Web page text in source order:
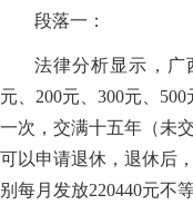
段落一：
法律分析显示，广
元、200元、300元、
一次，交满十五年（未
可以申请退休，退休后
别每月发放220440元不等